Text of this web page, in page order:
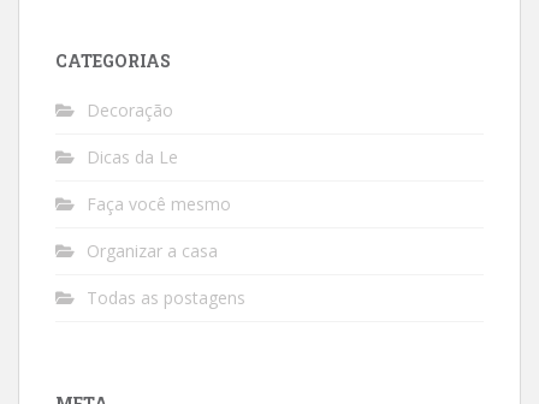
CATEGORIAS
Decoração
Dicas da Le
Faça você mesmo
Organizar a casa
Todas as postagens